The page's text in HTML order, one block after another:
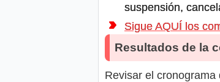
suspensión,
Sigue AQUÍ los
Resultados de la
Revisar el